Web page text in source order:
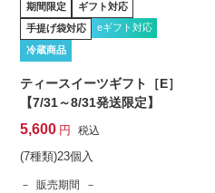
期間限定 ギフト対応
手提げ袋対応 eギフト対応
冷蔵商品
ティースイーツギフト［E］
【7/31～8/31発送限定】
5,600 税込
(7種類)23個入
販売期間